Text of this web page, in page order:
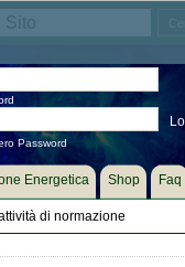
Password
di normazione
Energetica Shop Faq